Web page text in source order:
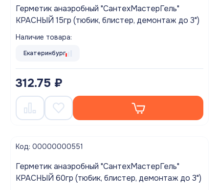
Герметик анаэробный "СантехМастерГель"
КРАСНЫЙ 15гр (тюбик, блистер, демонтаж до 3")
Наличие товара:
Екатеринбург
312.75 ₽
Код: 00000000551
Герметик анаэробный "СантехМастерГель"
КРАСНЫЙ 60гр (тюбик, блистер, демонтаж до 3")